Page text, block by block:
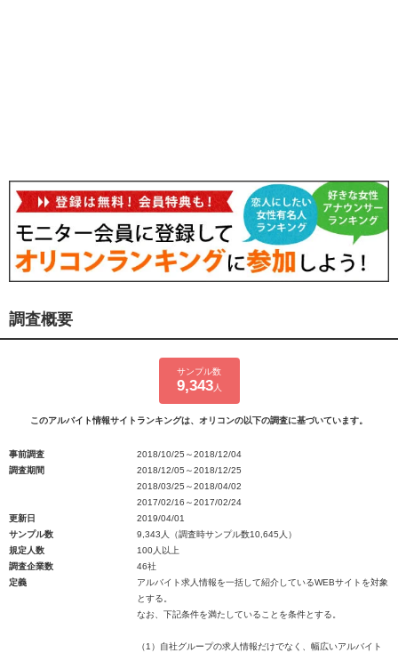
調査概要
サンプル数
9,343人
このアルバイト情報サイトランキングは、オリコンの以下の調査に基づいています。
事前調査
2018/10/25～2018/12/04
調査期間
2018/12/05～2018/12/25
2018/03/25～2018/04/02
2017/02/16～2017/02/24
更新日
2019/04/01
サンプル数
9,343人（調査時サンプル数10,645人）
規定人数
100人以上
調査企業数
46社
定義
アルバイト求人情報を一括して紹介しているWEBサイトを対象
とする。
なお、下記条件を満たしていることを条件とする。
（1）自社グループの求人情報だけでなく、幅広いアルバイト